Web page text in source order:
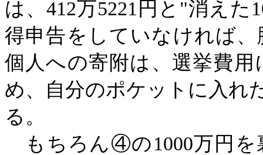
は、412万5221円と"消え
得申告をしていなければ
個人への寄附は、選挙費
め、自分のポケットに入れ
る。
もちろん④の1000万円